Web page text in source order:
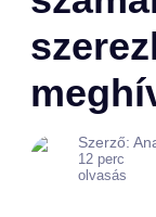
Szerző:
12 perc
olvasás